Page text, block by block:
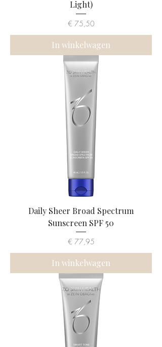
Light)
Prijs
€ 75,50
In winkelwagen
Daily Sheer Broad Spectrum
Sunscreen SPF 50
Prijs
€ 77,95
In winkelwagen